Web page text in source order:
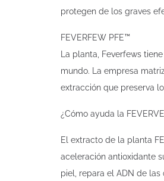
protegen de los graves
FEVERFEW PFE™
La planta, Feverfews
mundo. La empresa
extracción que preserva
¿Cómo ayuda la
El extracto de la planta
aceleración antioxidante
piel, repara el ADN de